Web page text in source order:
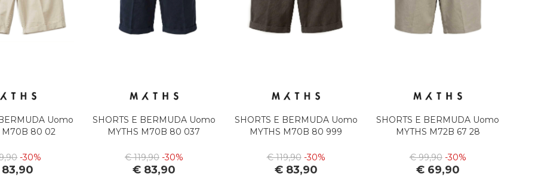
Uomo
M70B 80 02
-30%
SHORTS E BERMUDA Uomo
MYTHS M70B 80 037
€ 119,90 -30%
€ 83,90
SHORTS E BERMUDA Uomo
MYTHS M70B 80 999
€ 119,90 -30%
€ 83,90
SHORTS E BERMUDA Uomo
MYTHS M72B 67 28
€ 99,90 -30%
€ 69,90